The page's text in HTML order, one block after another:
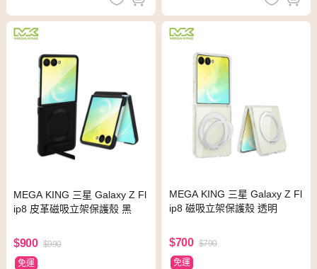
MEGA KING 三星 Galaxy Z Fl
ip8 皮革磁吸立架保護殼 黑
$900 $990
免運
MEGA KING 三星 Galaxy Z Fl
ip8 磁吸立架保護殼 透明
$700 $790
免運